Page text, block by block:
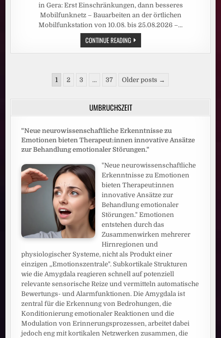
in Gera: Erst Einschränkungen, dann besseres
Mobilfunknetz – Bauarbeiten an der örtlichen
Mobilfunkstation von 10.08. bis 25.08.2026 –…
CONTINUE READINGVODAFONE
BAUT
IN
DANN
BESSERES
Seitennummerierung
1 2 3 … 37 Older posts →
UMBRUCHSZEIT
"Neue neurowissenschaftliche Erkenntnisse zu
Emotionen bieten Therapeut:innen innovative Ansätze
zur Behandlung emotionaler Störungen."
"Neue neurowissenschaftliche
Erkenntnisse zu Emotionen
bieten Therapeut:innen
innovative Ansätze zur
Behandlung emotionaler
Störungen." Emotionen
entstehen durch das
Zusammenwirken mehrerer
Hirnregionen und
physiologischer Systeme, nicht als Produkt einer
einzigen „Emotionszentrale". Subkortikale Strukturen
wie die Amygdala reagieren schnell auf potenziell
relevante sensorische Reize und vermitteln automatische
Bewertungs- und Alarmfunktionen. Die Amygdala ist
zentral für die Erkennung von Bedrohungen, die
Konditionierung emotionaler Reaktionen und die
Modulation von Erinnerungsprozessen, arbeitet dabei
jedoch eng mit kortikalen Netzwerken zusammen, die